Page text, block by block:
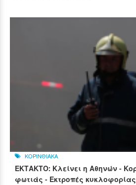
ΚΟΡΙΝΘΙΑΚΑ
ΕΚΤΑΚΤΟ: Κλείνει η Αθηνών -
φωτιάς - Εκτροπές κυκλοφορίας